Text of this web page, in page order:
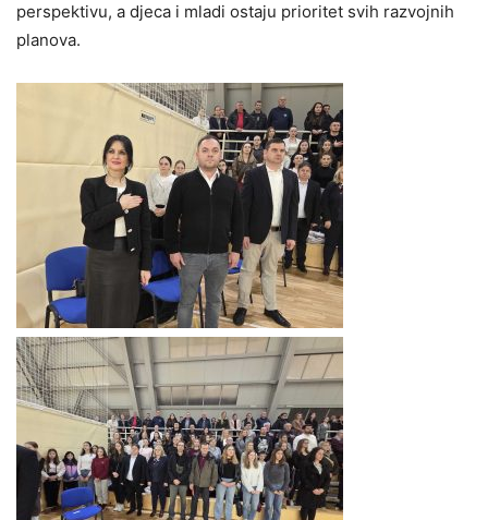
perspektivu, a djeca i mladi ostaju prioritet svih razvojnih
planova.